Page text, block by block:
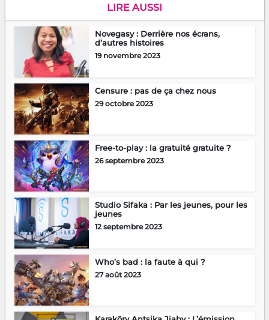
LIRE AUSSI
Novegasy : Derrière nos écrans,
d’autres histoires
19 novembre 2023
Censure : pas de ça chez nous
29 octobre 2023
Free-to-play : la gratuité gratuite ?
26 septembre 2023
Studio Sifaka : Par les jeunes, pour les
jeunes
12 septembre 2023
Who’s bad : la faute à qui ?
27 août 2023